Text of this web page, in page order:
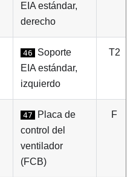
EIA estándar,
derecho
46
Soporte
EIA estándar,
izquierdo
T2
47
Placa de
control del
ventilador
(FCB)
F